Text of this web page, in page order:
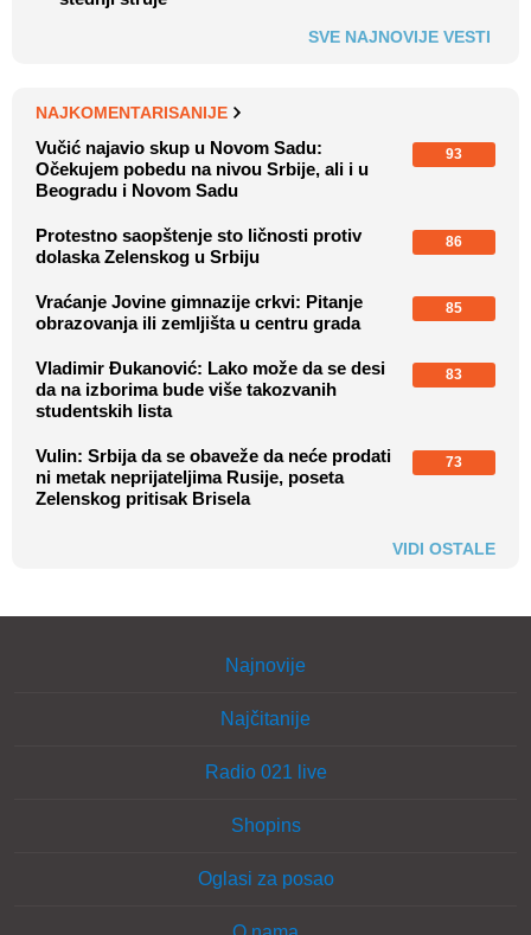
SVE NAJNOVIJE VESTI
NAJKOMENTARISANIJE
Vučić najavio skup u Novom Sadu:
Očekujem pobedu na nivou Srbije, ali i u
Beogradu i Novom Sadu
93
Protestno saopštenje sto ličnosti protiv
dolaska Zelenskog u Srbiju
86
Vraćanje Jovine gimnazije crkvi: Pitanje
obrazovanja ili zemljišta u centru grada
85
Vladimir Đukanović: Lako može da se desi
da na izborima bude više takozvanih
studentskih lista
83
Vulin: Srbija da se obaveže da neće prodati
ni metak neprijateljima Rusije, poseta
Zelenskog pritisak Brisela
73
VIDI OSTALE
Najnovije
Najčitanije
Radio 021 live
Shopins
Oglasi za posao